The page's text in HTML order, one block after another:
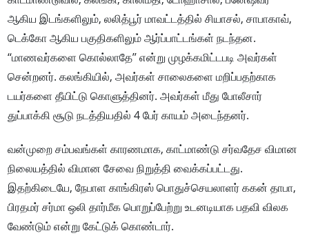
ஆகிய இடங்களிலும், லலித்பூர் மாவட்டத்தில் சியாசல், சாபாகாவ்,
டெக்கோ ஆகிய பகுதிகளிலும் ஆர்ப்பாட்டங்கள் நடந்தன.
‘‘மாணவர்களை கொல்லாதே’’ என்று முழக்கமிட்டபடி அவர்கள்
சென்றனர். கலங்கியில், அவர்கள் சாலைகளை மறிப்பதற்காக
டயர்களை தீயிட்டு கொளுத்தினர். அவர்கள் மீது போலீசார்
துப்பாக்கி சூடு நடத்தியதில் 4 பேர் காயம் அடைந்தனர்.
வன்முறை சம்பவங்கள் காரணமாக, காட்மாண்டு சர்வதேச விமான
நிலையத்தில் விமான சேவை நிறுத்தி வைக்கப்பட்டது.
இதற்கிடையே, நேபாள காங்கிரஸ் பொதுச்செயலாளர் ககன் தாபா,
பிரதமர் சர்மா ஒலி தார்மீக பொறுப்பேற்று உடனடியாக பதவி விலக
வேண்டும் என்று கேட்டுக் கொண்டார்.